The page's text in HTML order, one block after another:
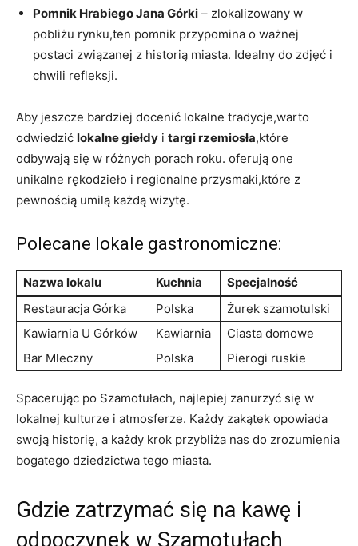
Pomnik Hrabiego Jana Górki – zlokalizowany w
pobliżu rynku,ten pomnik przypomina o ważnej
postaci związanej z historią miasta. Idealny do zdjęć i
chwili refleksji.
Aby jeszcze bardziej docenić lokalne tradycje,warto
odwiedzić lokalne giełdy i targi rzemiosła,które
odbywają się w różnych porach roku. oferują one
unikalne rękodzieło i regionalne przysmaki,które z
pewnością umilą każdą wizytę.
Polecane lokale gastronomiczne:
Nazwa lokalu Kuchnia
Specjalność
Restauracja Górka
Polska
Żurek szamotulski
Kawiarnia U Górków
Kawiarnia
Ciasta domowe
Bar Mleczny
Polska Pierogi ruskie
Spacerując po Szamotułach, najlepiej zanurzyć się w
lokalnej kulturze i atmosferze. Każdy zakątek opowiada
swoją historię, a każdy krok przybliża nas do zrozumienia
bogatego dziedzictwa tego miasta.
Gdzie zatrzymać się na kawę i
odpoczynek w Szamotułach